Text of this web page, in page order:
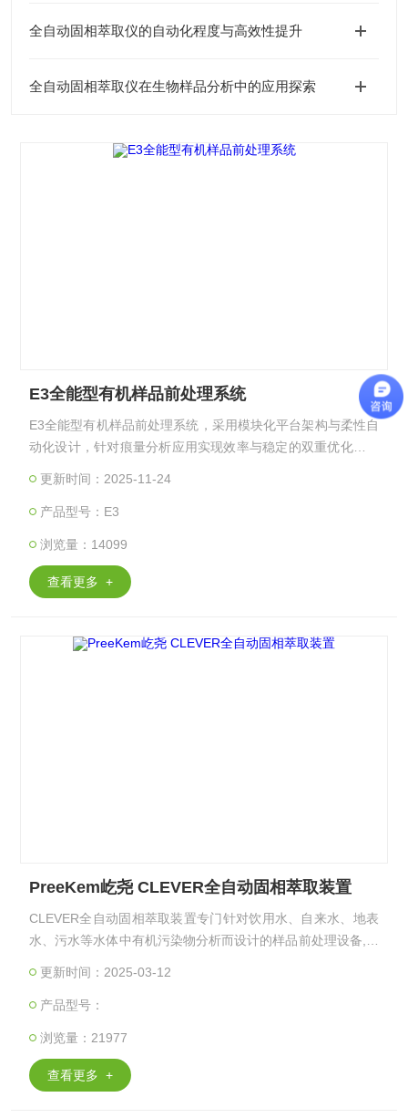
全自动固相萃取仪的自动化程度与高效性提升
全自动固相萃取仪在生物样品分析中的应用探索
E3全能型有机样品前处理系统
E3全能型有机样品前处理系统，采用模块化平台架构与柔性自
动化设计，针对痕量分析应用实现效率与稳定的双重优化，可
程。
更新时间：2025-11-24
产品型号：E3
浏览量：14099
查看更多 +
PreeKem屹尧 CLEVER全自动固相萃取装置
CLEVER全自动固相萃取装置专门针对饮用水、自来水、地表
水、污水等水体中有机污染物分析而设计的样品前处理设备,可
机污染物的萃取和浓缩。
更新时间：2025-03-12
产品型号：
浏览量：21977
查看更多 +